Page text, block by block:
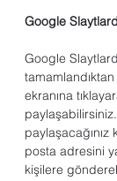
Google
Google
ekranına
posta adresini
kişilere